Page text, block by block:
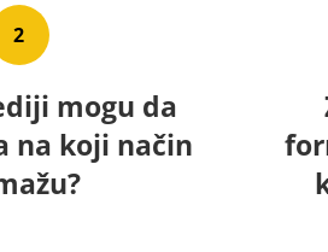
2
mogu da
na koji način